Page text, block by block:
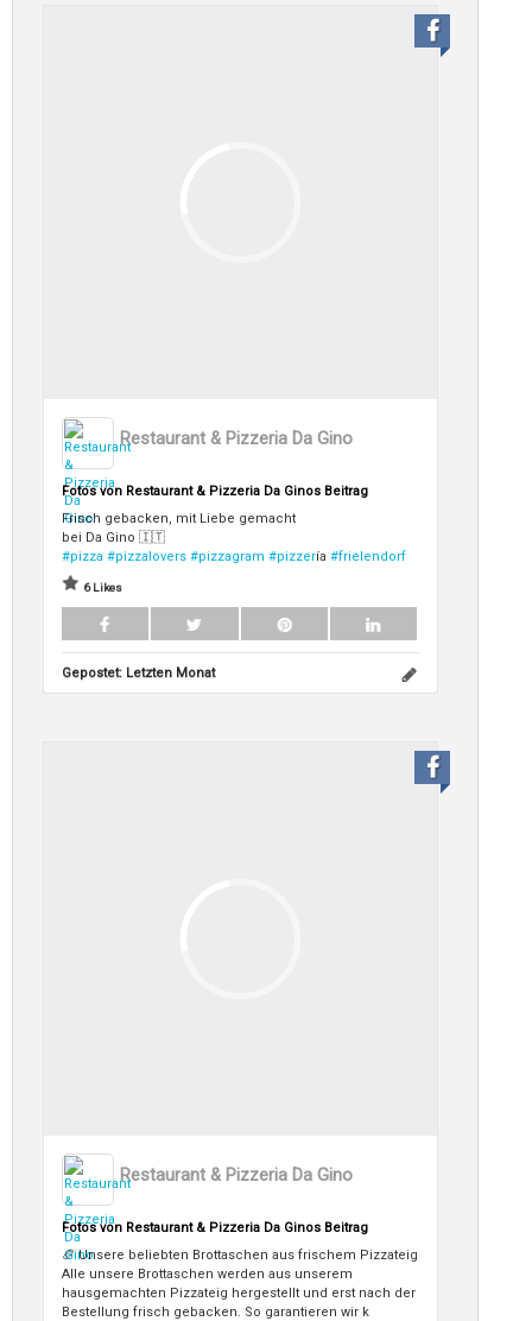
Restaurant & Pizzeria Da Gino
Fotos von Restaurant & Pizzeria Da Ginos Beitrag
Frisch gebacken, mit Liebe gemacht
bei Da Gino 🇮🇹
#pizza #pizzalovers #pizzagram #pizzería #frielendorf
6 Likes
Gepostet: Letzten Monat
Restaurant & Pizzeria Da Gino
Fotos von Restaurant & Pizzeria Da Ginos Beitrag
🥖 Unsere beliebten Brottaschen aus frischem Pizzateig
Alle unsere Brottaschen werden aus unserem
hausgemachten Pizzateig hergestellt und erst nach der
Bestellung frisch gebacken. So garantieren wir k